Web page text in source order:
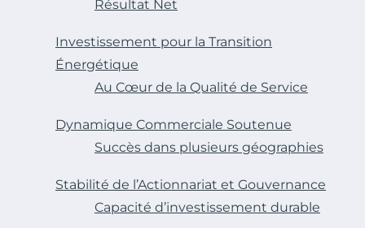
Résultat Net
Investissement pour la Transition
Énergétique
Au Cœur de la Qualité de Service
Dynamique Commerciale Soutenue
Succès dans plusieurs géographies
Stabilité de l’Actionnariat et Gouvernance
Capacité d’investissement durable